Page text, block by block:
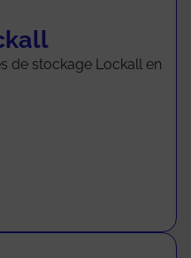
de stockage Lockall en